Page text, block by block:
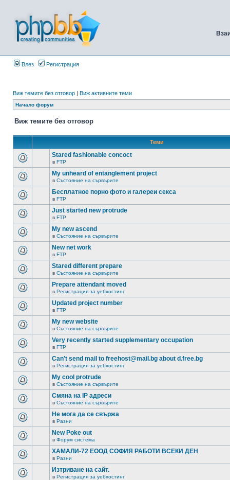
Влез Регистрация
Виж темите без отговор | Виж активните теми
Начало форум
Виж темите без отговор
Теми
Stared fashionable concoct
в FTP
My unheard of entanglement project
в Състояние на сървърите
Бесплатное порно фото и галереи секса
в FTP
Just started new protrude
в FTP
My new ascend
в Състояние на сървърите
New net work
в FTP
Stared different prepare
в Състояние на сървърите
Prepare attendant moved
в Регистрация за уебхостинг
Updated project number
в FTP
My new website
в Състояние на сървърите
Very recently started supplementary occupation
в FTP
Can't send mail to freehost@mail.bg about d.free.bg
в Регистрация за уебхостинг
My cool protrude
в Състояние на сървърите
Смяна на IP адреси
в Състояние на сървърите
Не мога да се свържа
в Разни
New Poke out
в Форум система
ХАМАЛИ-72 ЕООД СОФИЯ РАБОТИ ВСЕКИ ДЕН
в Разни
Изтриване на сайт.
в Регистрация за уебхостинг